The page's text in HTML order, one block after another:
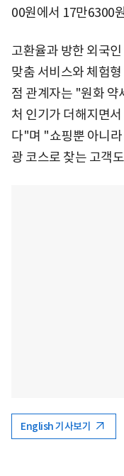
00원에서 17만6300
고환율과 방한 외국
맞춤 서비스와 체험
점 관계자는 "원화 약
처 인기가 더해지면
다"며 "쇼핑뿐 아니
광 코스로 찾는 고객
English 기사보기